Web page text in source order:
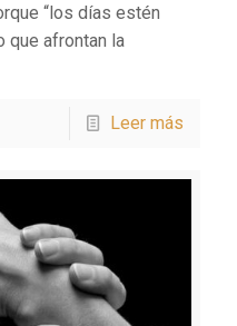
“los días estén
que afrontan la
Leer más